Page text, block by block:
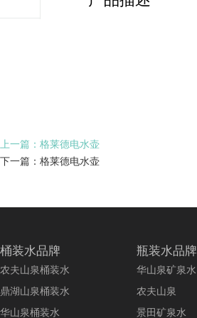
上一篇：格莱德电水壶
下一篇：格莱德电水壶
桶装水品牌
农夫山泉桶装水
鼎湖山泉桶装水
华山泉桶装水
瓶装水品牌
华山泉矿泉水
农夫山泉
景田矿泉水